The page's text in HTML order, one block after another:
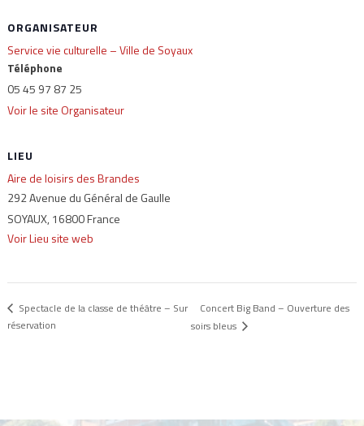
LIEU
Aire de loisirs des Brandes
292 Avenue du Général de Gaulle
SOYAUX,16800France
Voir Lieu site web
ORGANISATEUR
Service vie culturelle – Ville de Soyaux
Téléphone
05 45 97 87 25
Voir le site Organisateur
Spectacle de la classe de théâtre – Sur
réservation
Concert Big Band – Ouverture des
soirs bleus